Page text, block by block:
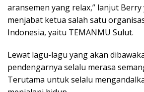
aransemen yang relax,” lanjut Berry
menjabat ketua salah satu
Indonesia, yaitu TEMANMU Sulut.
Lewat lagu-lagu yang akan
pendengarnya selalu merasa
Terutama untuk selalu